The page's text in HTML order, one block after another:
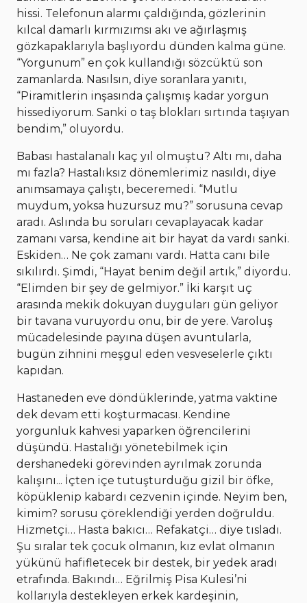
hissi. Telefonun alarmı çaldığında, gözlerinin
kılcal damarlı kırmızımsı akı ve ağırlaşmış
gözkapaklarıyla başlıyordu dünden kalma güne.
“Yorgunum” en çok kullandığı sözcüktü son
zamanlarda. Nasılsın, diye soranlara yanıtı,
“Piramitlerin inşasında çalışmış kadar yorgun
hissediyorum. Sanki o taş blokları sırtında taşıyan
bendim,” oluyordu.
Babası hastalanalı kaç yıl olmuştu? Altı mı, daha
mı fazla? Hastalıksız dönemlerimiz nasıldı, diye
anımsamaya çalıştı, beceremedi. “Mutlu
muydum, yoksa huzursuz mu?” sorusuna cevap
aradı. Aslında bu soruları cevaplayacak kadar
zamanı varsa, kendine ait bir hayat da vardı sanki.
Eskiden… Ne çok zamanı vardı. Hatta canı bile
sıkılırdı. Şimdi, “Hayat benim değil artık,” diyordu.
“Elimden bir şey de gelmiyor.” İki karşıt uç
arasında mekik dokuyan duyguları gün geliyor
bir tavana vuruyordu onu, bir de yere. Varoluş
mücadelesinde payına düşen avuntularla,
bugün zihnini meşgul eden vesveselerle çıktı
kapıdan.
Hastaneden eve döndüklerinde, yatma vaktine
dek devam etti koşturmacası. Kendine
yorgunluk kahvesi yaparken öğrencilerini
düşündü. Hastalığı yönetebilmek için
dershanedeki görevinden ayrılmak zorunda
kalışını... İçten içe tutuşturduğu gizil bir öfke,
köpüklenip kabardı cezvenin içinde. Neyim ben,
kimim? sorusu çöreklendiği yerden doğruldu.
Hizmetçi… Hasta bakıcı… Refakatçi… diye tısladı.
Şu sıralar tek çocuk olmanın, kız evlat olmanın
yükünü hafifletecek bir destek, bir yedek aradı
etrafında. Bakındı… Eğrilmiş Pisa Kulesi’ni
kollarıyla destekleyen erkek kardeşinin,